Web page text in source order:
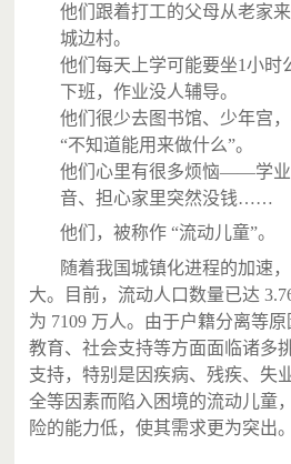
他们跟着打工的父母从老家
城边村。
他们每天上学可能要坐1小时
下班，作业没人辅导。
他们很少去图书馆、少年宫
“不知道能用来做什么”。
他们心里有很多烦恼——学业
音、担心家里突然没钱……
他们，被称作 “流动儿童”。
随着我国城镇化进程的加速
大。目前，流动人口数量已达
为 7109 万人。由于户籍分离等原
教育、社会支持等方面面临诸多
支持，特别是因疾病、残疾、失
全等因素而陷入困境的流动儿童
险的能力低，使其需求更为突出。